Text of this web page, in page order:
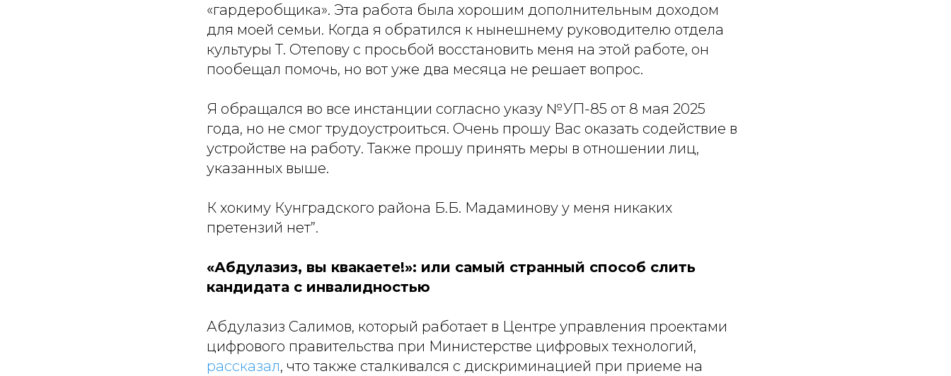
«гардеробщика». Эта работа была хорошим дополнительным доходом
для моей семьи. Когда я обратился к нынешнему руководителю отдела
культуры Т. Отепову с просьбой восстановить меня на этой работе, он
пообещал помочь, но вот уже два месяца не решает вопрос.
Я обращался во все инстанции согласно указу №УП-85 от 8 мая 2025
года, но не смог трудоустроиться. Очень прошу Вас оказать содействие в
устройстве на работу. Также прошу принять меры в отношении лиц,
указанных выше.
К хокиму Кунградского района Б.Б. Мадаминову у меня никаких
претензий нет”.
«Абдулазиз, вы квакаете!»: или самый странный способ слить
кандидата с инвалидностью
Абдулазиз Салимов, который работает в Центре управления проектами
цифрового правительства при Министерстве цифровых технологий,
рассказал, что также сталкивался с дискриминацией при приеме на